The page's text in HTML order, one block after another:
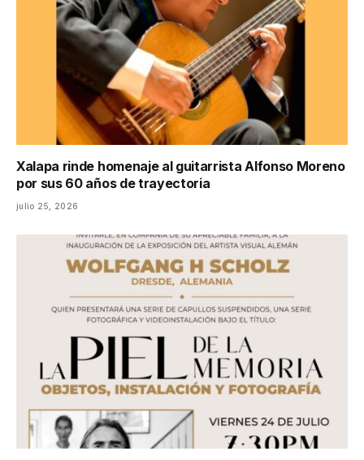
Xalapa rinde homenaje al guitarrista Alfonso Moreno
por sus 60 años de trayectoria
julio 25, 2026